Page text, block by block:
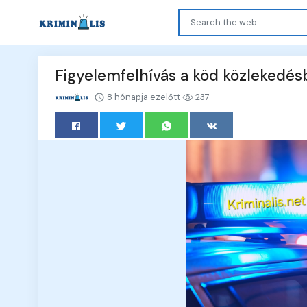
Figyelemfelhívás a köd
8 hónapja ezelőtt 237